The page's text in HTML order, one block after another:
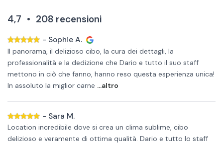
4,7 • 208 recensioni
- Sophie A.
Il panorama, il delizioso cibo, la cura dei dettagli, la
professionalità e la dedizione che Dario e tutto il suo staff
mettono in ciò che fanno, hanno reso questa esperienza unica!
In assoluto la miglior carne ...altro
- Sara M.
Location incredibile dove si crea un clima sublime, cibo
delizioso e veramente di ottima qualità. Dario e tutto lo staff